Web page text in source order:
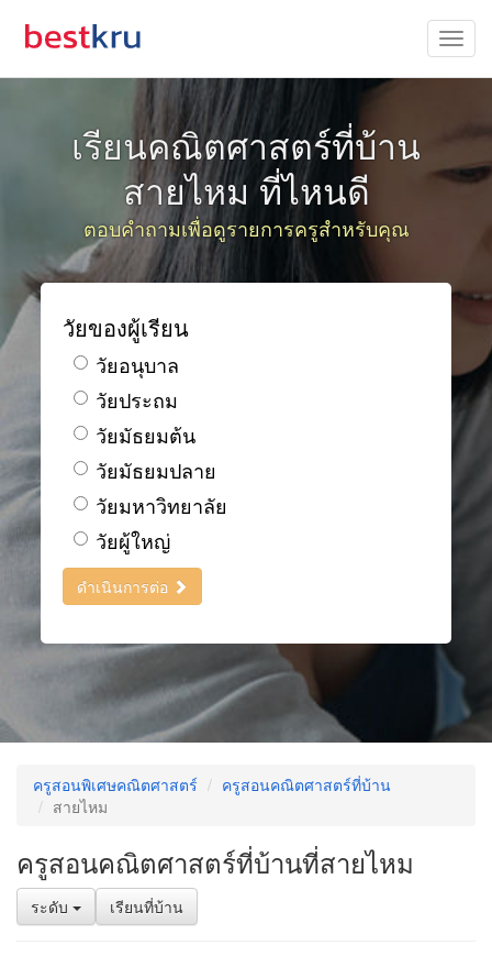
เรียนคณิตศาสตร์ที่บ้าน
สายไหม ที่ไหนดี
ตอบคำถามเพื่อดูรายการครูสำหรับคุณ
วัยของผู้เรียน
วัยอนุบาล
วัยประถม
วัยมัธยมต้น
วัยมัธยมปลาย
วัยมหาวิทยาลัย
วัยผู้ใหญ่
ดำเนินการต่อ
ครูสอนพิเศษคณิตศาสตร์
ครูสอนคณิตศาสตร์ที่บ้าน
สายไหม
ครูสอนคณิตศาสตร์ที่บ้านที่สายไหม
ระดับ เรียนที่บ้าน